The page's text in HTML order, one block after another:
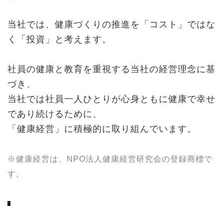
当社では、健康づくりの推進を「コスト」ではな
く「投資」と考えます。
社員の健康と教育を重視する当社の経営理念に基
づき、
当社では社員一人ひとりが心身ともに健康で幸せ
であり続けるために、
「健康経営」に積極的に取り組んでいます。
※健康経営は、NPO法人健康経営研究会の登録商標で
す。